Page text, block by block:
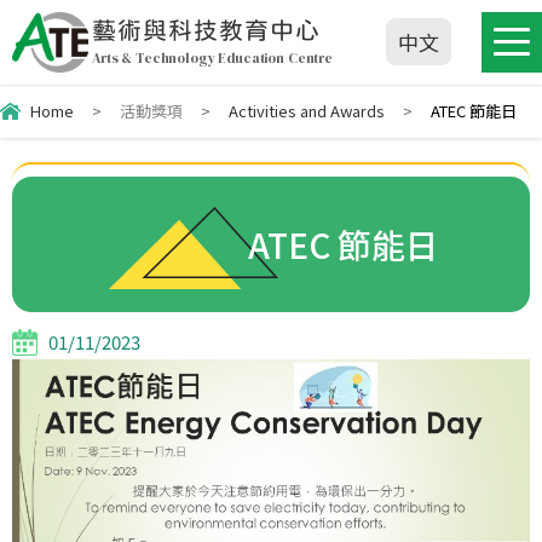
藝術與科技教育中心
Arts & Technology Education Centre
中文
Home > 活動獎項 > Activities and Awards > ATEC 節能日
ATEC 節能日
01/11/2023